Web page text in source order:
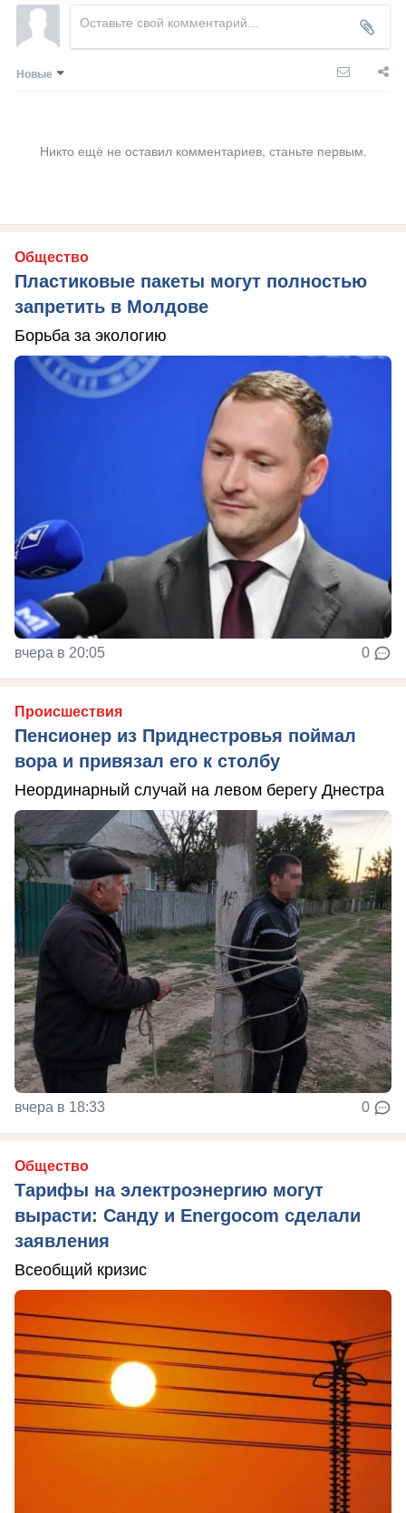
Новые
Никто ещё не оставил комментариев, станьте первым.
Общество
Пластиковые пакеты могут полностью
запретить в Молдове
Борьба за экологию
вчера в 20:05 0
Происшествия
Пенсионер из Приднестровья поймал
вора и привязал его к столбу
Неординарный случай на левом берегу Днестра
вчера в 18:33 0
Общество
Тарифы на электроэнергию могут
вырасти: Санду и Energocom сделали
заявления
Всеобщий кризис